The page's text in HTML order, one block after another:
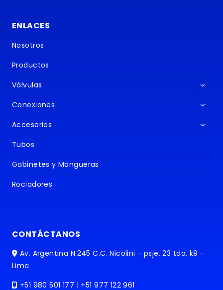
ENLACES
Nosotros
Productos
Válvulas
hijo
Conexiones
hijo
Accesorios
Tubos
Gabinetes y Mangueras
Rociadores
CONTÁCTANOS
Av. Argentina N.245 C.C. Nicolini - psje. 23 tda. k9 -
Lima
+51 980 501 177 | +51 977 122 961